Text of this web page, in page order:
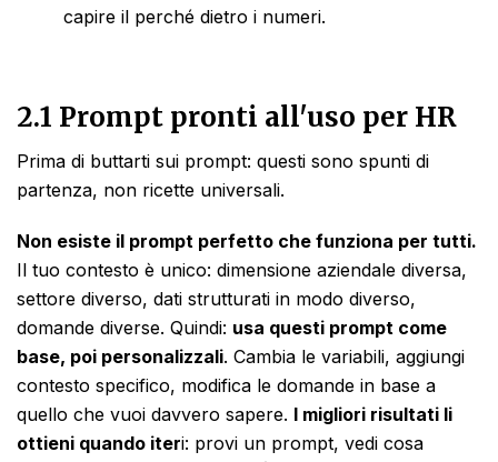
capire il perché dietro i numeri.
2.1 Prompt pronti all'uso per HR
Prima di buttarti sui prompt: questi sono spunti di
partenza, non ricette universali.
Non esiste il prompt perfetto che funziona per tutti.
Il tuo contesto è unico: dimensione aziendale diversa,
settore diverso, dati strutturati in modo diverso,
domande diverse. Quindi: usa questi prompt come
base, poi personalizzali. Cambia le variabili, aggiungi
contesto specifico, modifica le domande in base a
quello che vuoi davvero sapere. I migliori risultati li
ottieni quando iteri: provi un prompt, vedi cosa